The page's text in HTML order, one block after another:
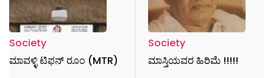
Society
ಮಾವಳ್ಳಿ ಟಿಫನ್ ರೂಂ (MTR)
Society
ಮಾಸ್ತಿಯವರ ಹಿರಿಮೆ !!!!!